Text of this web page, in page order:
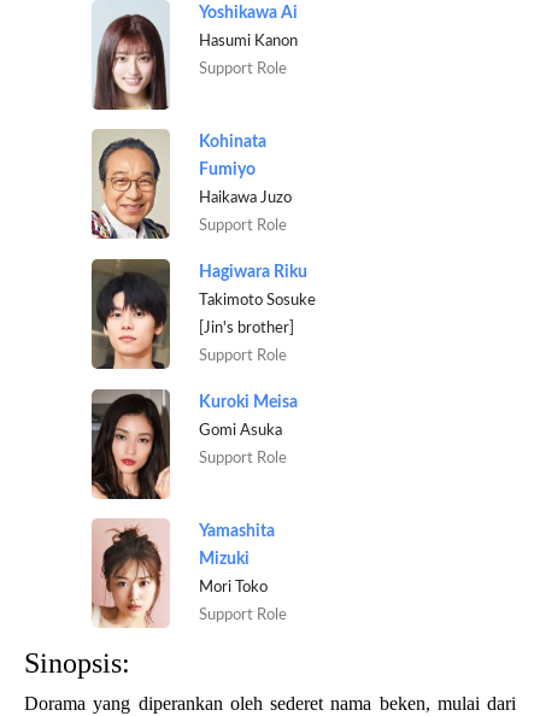
Yoshikawa Ai
Hasumi Kanon
Support Role
Kohinata
Fumiyo
Haikawa Juzo
Support Role
Hagiwara Riku
Takimoto Sosuke
[Jin's brother]
Support Role
Kuroki Meisa
Gomi Asuka
Support Role
Yamashita
Mizuki
Mori Toko
Support Role
Sinopsis:
Dorama yang diperankan oleh sederet nama beken, mulai dari